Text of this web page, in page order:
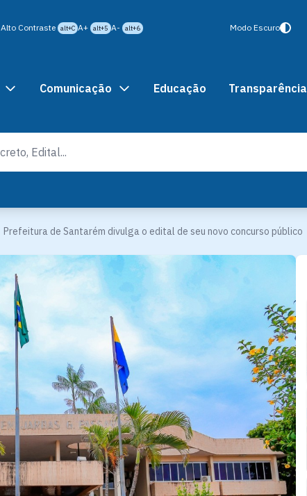
Alto Contraste alt+C A+ alt+5 A- alt+6 Modo Escuro
Comunicação Educação Transparência
Prefeitura de Santarém divulga o edital de seu novo concurso público